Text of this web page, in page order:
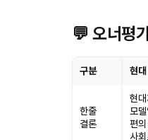
💬 오너평
구분 현
한줄
결론
현
모
편
사